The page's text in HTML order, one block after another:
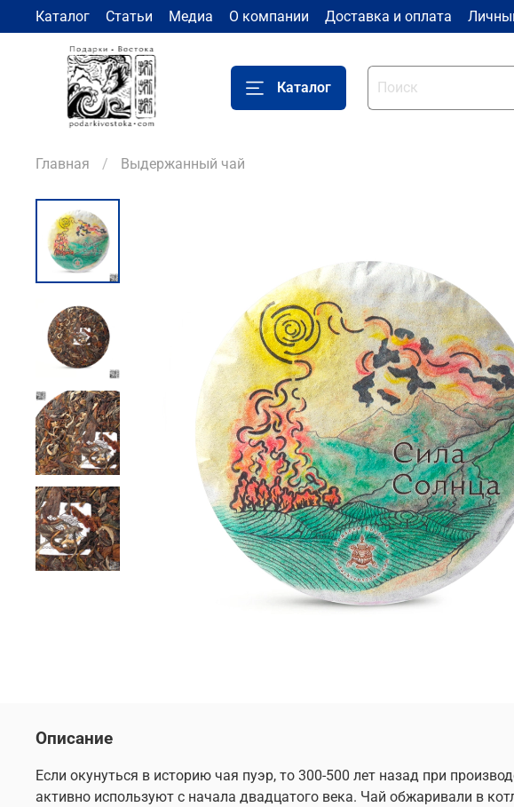
Каталог Статьи Медиа О компании Доставка и оплата
Каталог
Главная Выдержанный чай
Описание
Если окунуться в историю чая пуэр, то 300-500 лет назад при
активно используют с начала двадцатого века. Чай обжаривали в